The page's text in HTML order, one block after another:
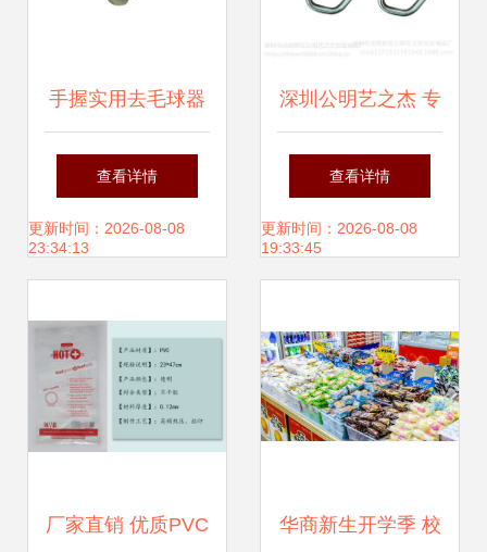
手握实用去毛球器
义乌百货中的新奇
特创意家居小商品
查看详情
更新时间：2026-08-08
23:34:13
深圳公明艺之杰 专
业弯管焊五金管类
不锈钢制品加工定
查看详情
更新时间：2026-08-08
19:33:45
厂家直销 优质PVC 华商新生开学季 校